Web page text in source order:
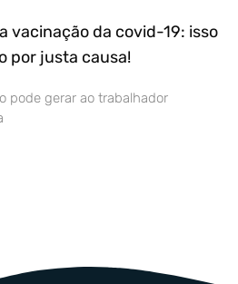
vacinação da covid-19: isso
por justa causa!
pode gerar ao trabalhador